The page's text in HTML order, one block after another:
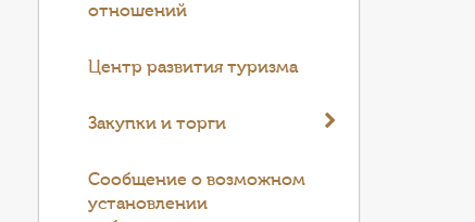
отношений
Центр развития туризма
Закупки и торги
Cообщение о возможном
установлении